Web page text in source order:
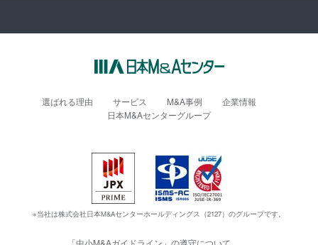
選ばれる理由 サービス M&A事例
企業情報
日本M&Aセンターグループ
※当社は株式会社日本M&Aセンターホールディングス（2127）のグループです。
「中小M&Aガイドライン」の遵守について